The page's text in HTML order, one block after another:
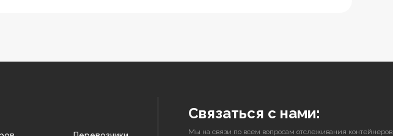
Связаться с нами:
Мы на связи по всем вопросам отслеживания контейнеров